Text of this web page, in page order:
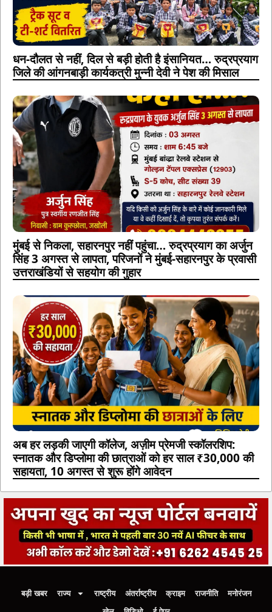
धन-दौलत से नहीं, दिल से बड़ी होती है इंसानियत… रुद्रप्रयाग
जिले की आंगनबाड़ी कार्यकत्री मुन्नी देवी ने पेश की मिसाल
मुंबई से निकला, सहारनपुर नहीं पहुंचा… रुद्रप्रयाग का अर्जुन
सिंह 3 अगस्त से लापता, परिजनों ने मुंबई-सहारनपुर के प्रवासी
उत्तराखंडियों से सहयोग की गुहार
अब हर लड़की जाएगी कॉलेज, अज़ीम प्रेमजी स्कॉलरशिप:
स्नातक और डिप्लोमा की छात्राओं को हर साल ₹30,000 की
सहायता, 10 अगस्त से शुरू होंगे आवेदन
बड़ी खबर राज्य राष्ट्रीय अंतर्राष्ट्रीय क्राइम राजनीति
मनोरंजन